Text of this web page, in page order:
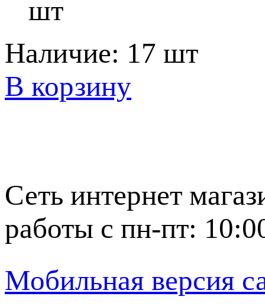
шт
Наличие: 17 шт
В корзину
Сеть интернет
работы с пн-пт:
Мобильная версия